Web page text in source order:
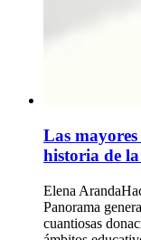
Las
historia de
Elena Aranda
Panorama
cuantiosas